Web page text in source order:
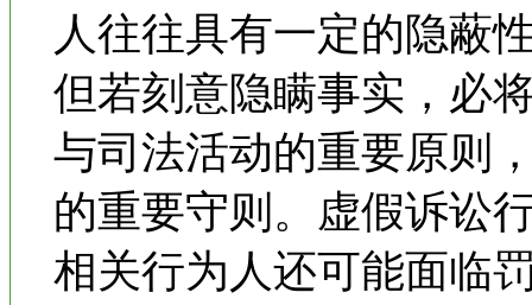
人往往具有一定的隐蔽
但若刻意隐瞒事实，必
与司法活动的重要原则
的重要守则。虚假诉讼
相关行为人还可能面临